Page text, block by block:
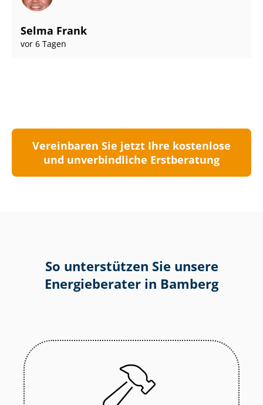
Selma Frank
vor 6 Tagen
Vereinbaren Sie jetzt Ihre kostenlose
und unverbindliche Erstberatung
So unterstützen Sie unsere
Energieberater in Bamberg